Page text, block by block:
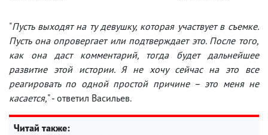
"Пусть выходят на ту девушку, которая участвует в съемке.
Пусть она опровергает или подтверждает это. После того,
как она даст комментарий, тогда будет дальнейшее
развитие этой истории. Я не хочу сейчас на это все
реагировать по одной простой причине – это меня не
касается," - ответил Васильев.
Читай также: